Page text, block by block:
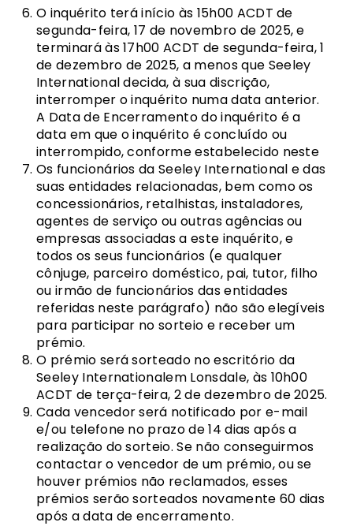
O inquérito terá início às 15h00 ACDT de
segunda-feira, 17 de novembro de 2025, e
terminará às 17h00 ACDT de segunda-feira, 1
de dezembro de 2025, a menos que Seeley
International decida, à sua discrição,
interromper o inquérito numa data anterior.
A Data de Encerramento do inquérito é a
data em que o inquérito é concluído ou
interrompido, conforme estabelecido neste
Os funcionários da Seeley International e das
suas entidades relacionadas, bem como os
concessionários, retalhistas, instaladores,
agentes de serviço ou outras agências ou
empresas associadas a este inquérito, e
todos os seus funcionários (e qualquer
cônjuge, parceiro doméstico, pai, tutor, filho
ou irmão de funcionários das entidades
referidas neste parágrafo) não são elegíveis
para participar no sorteio e receber um
prémio.
O prémio será sorteado no escritório da
Seeley Internationalem Lonsdale, às 10h00
ACDT de terça-feira, 2 de dezembro de 2025.
Cada vencedor será notificado por e-mail
e/ou telefone no prazo de 14 dias após a
realização do sorteio. Se não conseguirmos
contactar o vencedor de um prémio, ou se
houver prémios não reclamados, esses
prémios serão sorteados novamente 60 dias
após a data de encerramento.